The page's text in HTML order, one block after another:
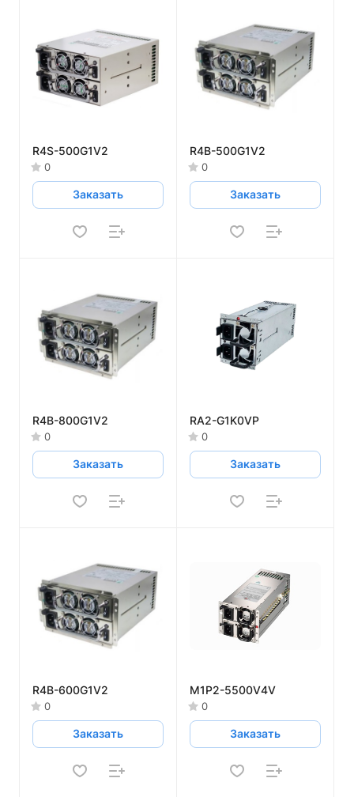
R4S-500G1V2
0
Заказать
R4B-500G1V2
0
Заказать
R4B-800G1V2
0
Заказать
RA2-G1K0VP
0
Заказать
R4B-600G1V2
0
Заказать
M1P2-5500V4V
0
Заказать